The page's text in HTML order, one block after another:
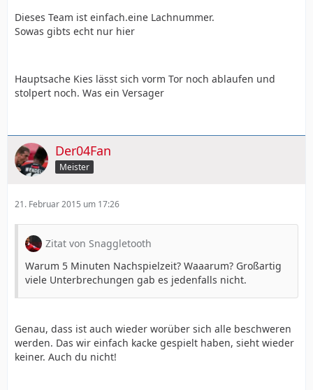
Dieses Team ist einfach.eine Lachnummer.
Sowas gibts echt nur hier
Hauptsache Kies lässt sich vorm Tor noch ablaufen und
stolpert noch. Was ein Versager
Der04Fan
Meister
21. Februar 2015 um 17:26
Zitat von Snaggletooth
Warum 5 Minuten Nachspielzeit? Waaarum? Großartig
viele Unterbrechungen gab es jedenfalls nicht.
Genau, dass ist auch wieder worüber sich alle beschweren
werden. Das wir einfach kacke gespielt haben, sieht wieder
keiner. Auch du nicht!